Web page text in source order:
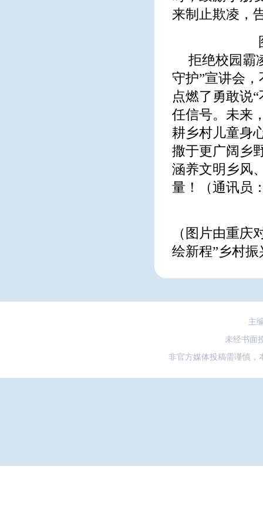
来制止欺凌，
拒绝校园霸
守护”宣讲会
点燃了勇敢说
任信号。未来
耕乡村儿童身
撒于更广阔乡
涵养文明乡风
量！（通讯员
（图片由重
绘新程”乡村
主
未经书面
非官方媒体投稿需谨慎，